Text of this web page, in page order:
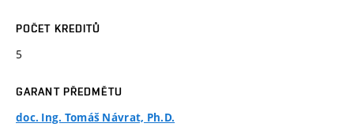
POČET KREDITŮ
5
GARANT PŘEDMĚTU
doc. Ing. Tomáš Návrat, Ph.D.